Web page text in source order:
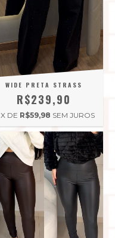
WIDE PRETA STRASS
R$239,90
X DE R$59,98 SEM JUROS